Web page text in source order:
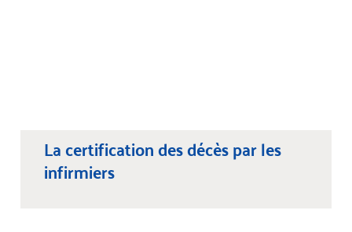
La certification des décès par les
infirmiers